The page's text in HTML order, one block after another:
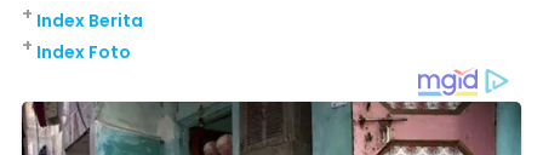
Index Berita
+
Index Foto
+